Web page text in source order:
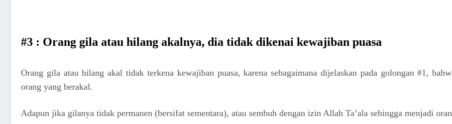
#3 : Orang gila atau hilang akalnya, dia tidak dikenai kewajiban puasa
Orang gila atau hilang akal tidak terkena kewajiban puasa, karena sebagaimana dijelaskan pada golongan #1,
orang yang berakal.
Adapun jika gilanya tidak permanen (bersifat sementara), atau sembuh dengan izin Allah Ta’ala sehingga menjadi